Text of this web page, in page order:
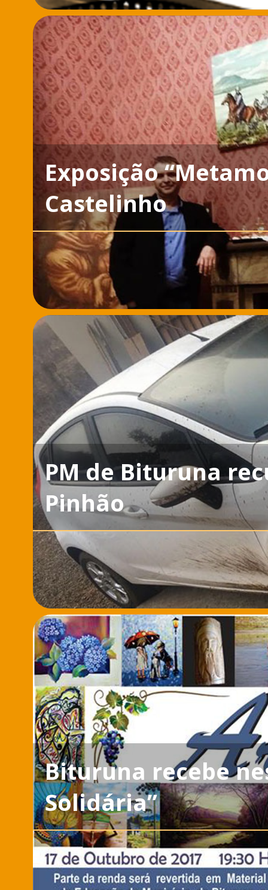
Exposição
Castelinho
PM de Bituruna
Pinhão
Bituruna recebe
Solidária”